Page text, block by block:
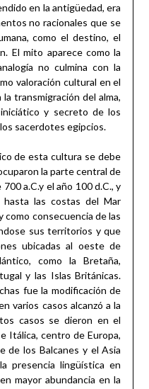
en la antigüedad, era
no racionales que se
como el destino, el
El mito aparece como la
no culmina con la
valoración cultural en el
transmigración del alma,
y secreto de los
sacerdotes egipcios.
de esta cultura se debe
la parte central de
a.C.y el año 100 d.C., y
las costas del Mar
como consecuencia de las
sus territorios y que
ubicadas al oeste de
como la Bretaña,
y las Islas Británicas.
fue la modificación de
varios casos alcanzó a la
casos se dieron en el
Itálica, centro de Europa,
de los Balcanes y el Asia
presencia lingüística en
mayor abundancia en la